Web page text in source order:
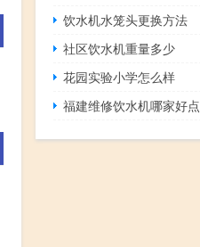
饮水机水笼头更换方法
社区饮水机重量多少
花园实验小学怎么样
福建维修饮水机哪家好点